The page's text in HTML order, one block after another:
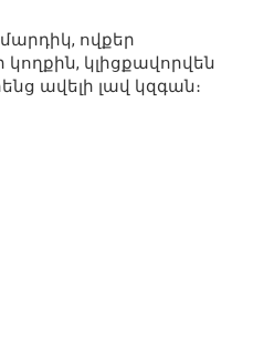
ովքեր
կլիցքավորվեն
ավելի լավ կզգան։